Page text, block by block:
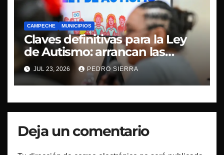
CAMPECHE MUNICIPIOS
Claves definitivas para la Ley
de Autismo: arrancan las
mesas de la Consulta Pública
JUL 23, 2026 PEDRO SIERRA
Deja un comentario